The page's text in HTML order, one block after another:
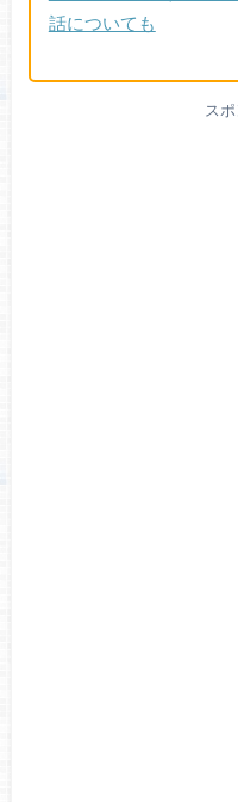
話についても
ス